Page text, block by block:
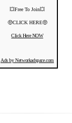
💥Free To Join💥
🤑CLICK HERE🤑
Click Here NOW
Ads by Networkadspace.com